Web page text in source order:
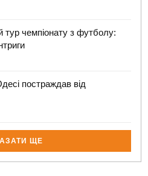
тур чемпіонату з футболу:
постраждав від
ЩЕ